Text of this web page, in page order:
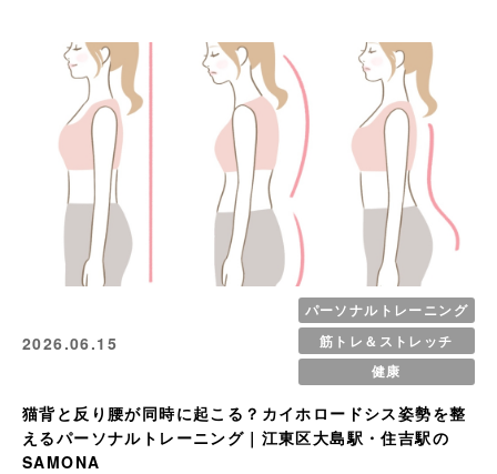
2026.06.15
パーソナルトレーニング
筋トレ＆ストレッチ
健康
猫背と反り腰が同時に起こる？カイホロードシス姿勢を整
えるパーソナルトレーニング｜江東区大島駅・住吉駅の
SAMONA